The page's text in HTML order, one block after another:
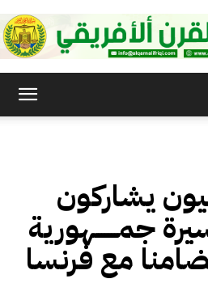
يشاركون
جمـــــــهورية
مع فرنسا